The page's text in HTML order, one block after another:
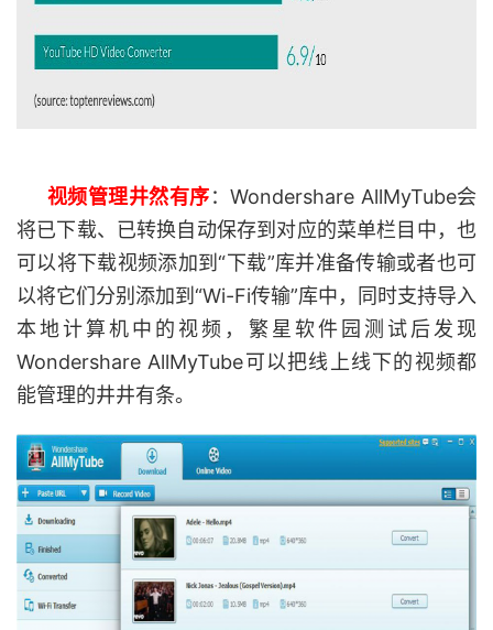
视频管理井然有序：Wondershare AllMyTube会
将已下载、已转换自动保存到对应的菜单栏目中，也
可以将下载视频添加到“下载”库并准备传输或者也可
以将它们分别添加到“Wi-Fi传输”库中，同时支持导入
本地计算机中的视频，繁星软件园测试后发现
Wondershare AllMyTube可以把线上线下的视频都
能管理的井井有条。